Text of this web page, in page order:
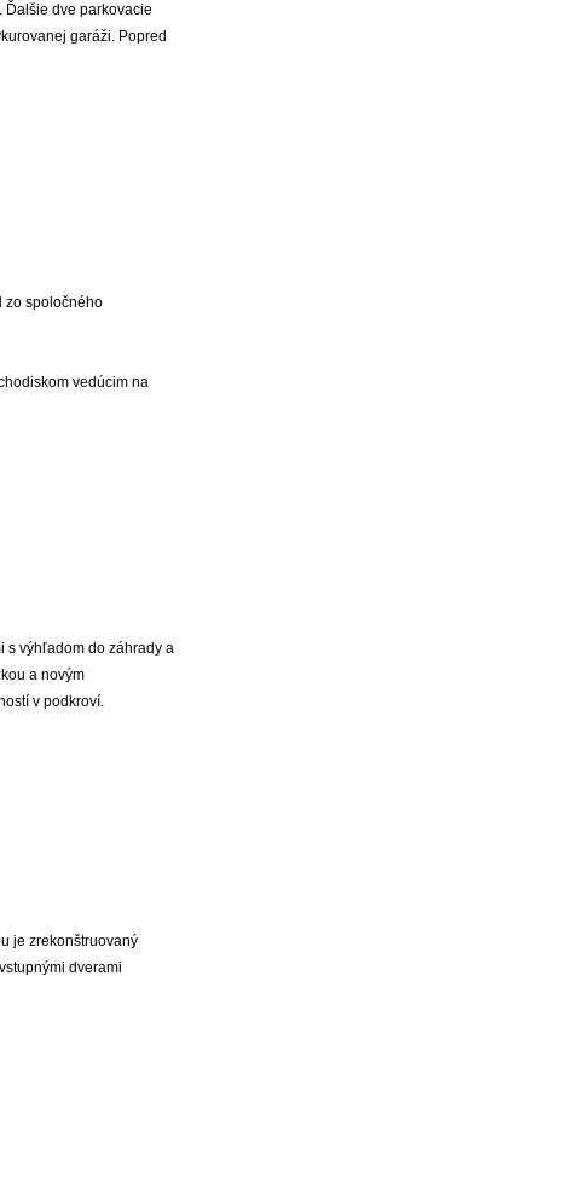
Ďalšie dve parkovacie
garáži. Popred
zo spoločného
vedúcim na
s výhľadom do záhrady a
a novým
v podkroví.
je zrekonštruovaný
dverami